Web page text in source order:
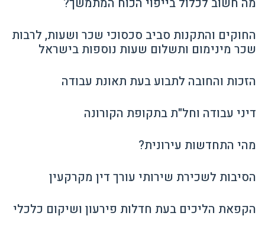
החוקים והתקנות סביב סכסוכי שכר ושעות, לרבות
שכר מינימום ותשלום שעות נוספות בישראל
הזכות והחובה לתבוע בעת תאונת עבודה
דיני עבודה וחל"ת בתקופת הקורונה
מהי התחדשות עירונית?
הסיבות לשכירת שירותי עורך דין מקרקעין
הקפאת הליכים בעת חדלות פירעון ושיקום כלכלי